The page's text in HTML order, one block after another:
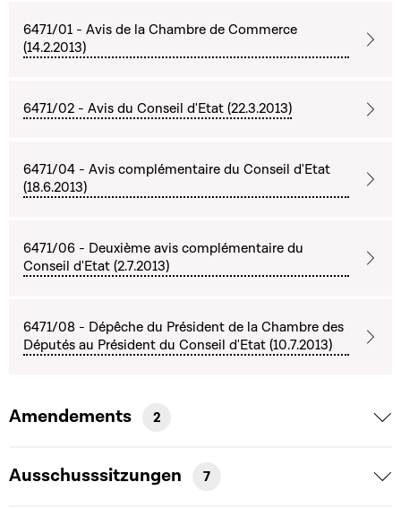
6471/01 - Avis de la Chambre de Commerce
(14.2.2013)
6471/02 - Avis du Conseil d'Etat (22.3.2013)
6471/04 - Avis complémentaire du Conseil d'Etat
(18.6.2013)
6471/06 - Deuxième avis complémentaire du
Conseil d'Etat (2.7.2013)
6471/08 - Dépêche du Président de la Chambre des
Députés au Président du Conseil d'Etat (10.7.2013)
Amendements 2
Ausschusssitzungen 7